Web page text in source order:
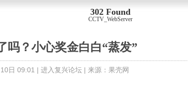
302 Found
CCTV_WebServer
吗？小心奖金白白“蒸发”
日 09:01 | 进入复兴论坛| 来源： 果壳网